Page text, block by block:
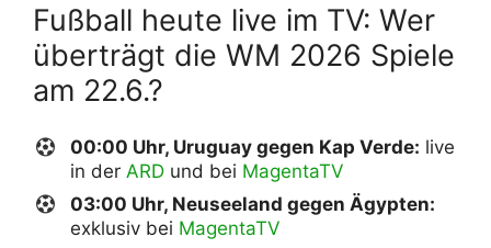
Fußball heute live im TV: Wer
überträgt die WM 2026 Spiele
am 22.6.?
00:00 Uhr, Uruguay gegen Kap Verde: live
in der ARD und bei MagentaTV
03:00 Uhr, Neuseeland gegen Ägypten:
exklusiv bei MagentaTV